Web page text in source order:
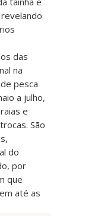
das
na
pesca
a julho,
e
São
do
por
que
até as